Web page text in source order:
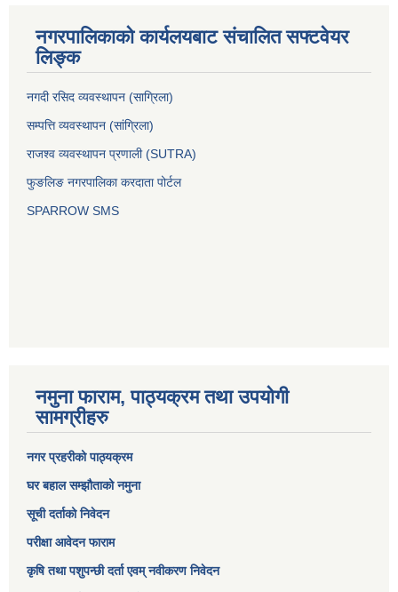
नगरपालिकाको कार्यलयबाट संचालित सफ्टवेयर
लिङ्क
नगदी रसिद व्यवस्थापन (साग्रिला)
सम्पत्ति व्यवस्थापन (सांग्रिला)
राजश्व व्यवस्थापन प्रणाली (SUTRA)
फुङलिङ नगरपालिका करदाता पोर्टल
SPARROW SMS
नमुना फाराम, पाठ्यक्रम तथा उपयोगी
सामग्रीहरु
नगर प्रहरीको पाठ्यक्रम
घर बहाल सम्झौताको नमुना
सूची दर्ताको निवेदन
परीक्षा आवेदन फाराम
कृषि तथा पशुपन्छी दर्ता एवम् नवीकरण निवेदन